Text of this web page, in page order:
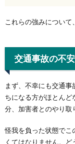
これらの強みについて
交通事故の不
まず、不幸にも交通
ちになる方がほとん
分、加害者とのやり取
怪我を負った状態でこ
くてはなりません。